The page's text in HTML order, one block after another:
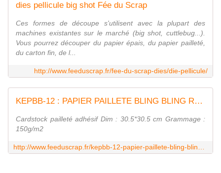
dies pellicule big shot Fée du Scrap
Ces formes de découpe s'utilisent avec la plupart des
machines existantes sur le marché (big shot, cuttlebug...).
Vous pourrez découper du papier épais, du papier pailleté,
du carton fin, de l...
http://www.feeduscrap.fr/fee-du-scrap-dies/die-pellicule/
KEPBB-12 : PAPIER PAILLETE BLING BLING ROSE SAUMON Fée du Scrap
Cardstock pailleté adhésif Dim : 30.5*30.5 cm Grammage :
150g/m2